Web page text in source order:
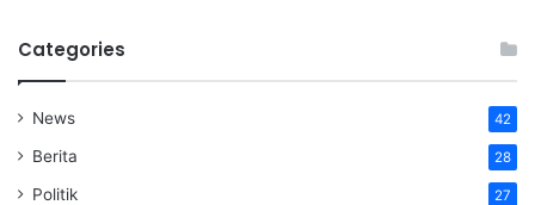
Categories
News 42
Berita 28
Politik 27